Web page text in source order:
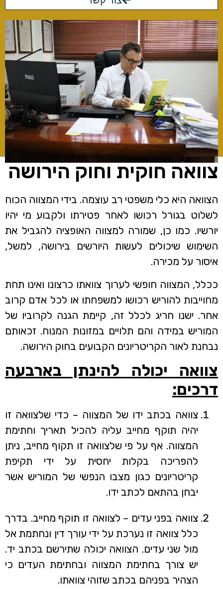
צוואה חוקית וחוק הירושה
הצוואה היא כלי משפטי רב עוצמה. בידי המצווה הכוח
לשלוט בגורל רכושו לאחר פטירתו ולקבוע מי יהיו
יורשיו. כמו כן, שמורה למצווה האופציה להגביל את
השימוש שיכולים לעשות היורשים בירושה, למשל,
איסור על מכירה.
ככלל, המצווה חופשי לערוך צוואתו כרצונו ואינו תחת
מחוייבות להוריש רכושו למשפחתו או לכל אדם קרוב
אחר. ישנו חריג לכלל זה, קיימת הגנה לקרוביו של
המוריש במידה והם תלויים במזונות המנוח. זכאותם
נבחנת לאור הקריטריונים הקבועים בחוק הירושה.
צוואה יכולה להינתן בארבעה
דרכים:
צוואה בכתב ידו של המצווה – כדי שלצוואה זו
יהיה תוקף מחייב עליה להכיל תאריך וחתימת
המצווה. אף על פי שלצוואה זו תקוף מחייב, ניתן
להפריכה בקלות יחסית על ידי תקיפת
קריטריונים כגון מצבו הנפשי של המוריש אשר
יבחן בהתאם לכתב ידו.
צוואה בפני עדים – לצוואה זו תוקף מחייב. בדרך
כלל צוואה זו נערכת על ידי עורך דין ונחתמת אל
מול שני עדים. הצוואה יכולה שתירשם בכתב יד.
יש צורך בחתימת המצווה ובחתימת העדים כי
הצהיר בפניהם בכתב שזוהי צוואתו.